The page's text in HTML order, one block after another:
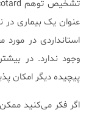
عنوان یک بیماری
استانداردی در
وجود ندارد. در
پیچیده دیگر امکان